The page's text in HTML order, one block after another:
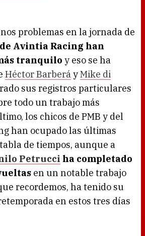
problemas en la jornada de
Avintia Racing han
tranquilo y eso se ha
Héctor BarberáyMike di
sus registros particulares
todo un trabajo más
los chicos de PMB y del
han ocupado las últimas
de tiempos, aunque a
Petrucci ha completado
en un notable trabajo
recordemos, ha tenido su
en estos tres días